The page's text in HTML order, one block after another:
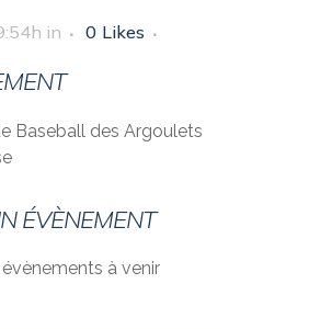
in 0 Likes
Baseball des Argoulets
ÉVÈNEMENT
à venir